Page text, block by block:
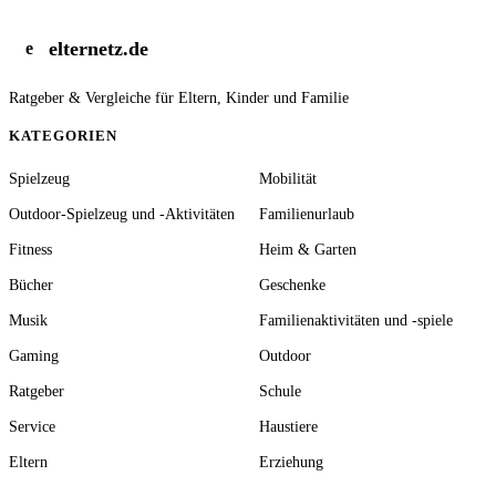
e elternetz.de
Ratgeber & Vergleiche für Eltern, Kinder und Familie
KATEGORIEN
Spielzeug Mobilität
Outdoor-Spielzeug und -Aktivitäten Familienurlaub
Fitness Heim & Garten
Bücher Geschenke
Musik Familienaktivitäten und -spiele
Gaming Outdoor
Ratgeber Schule
Service Haustiere
Eltern Erziehung